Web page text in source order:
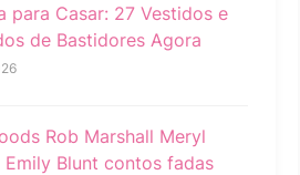
para Casar: 27 Vestidos e
de Bastidores Agora
Rob Marshall Meryl
Emily Blunt contos fadas